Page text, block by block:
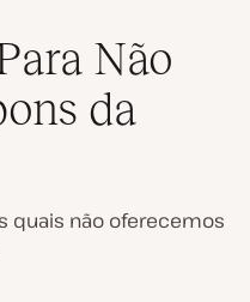
Não
da
quais não oferecemos